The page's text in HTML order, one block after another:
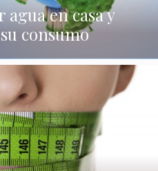
en casa y
consumo